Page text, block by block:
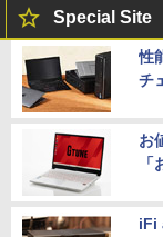
Special Site
性
チ
お
iFi